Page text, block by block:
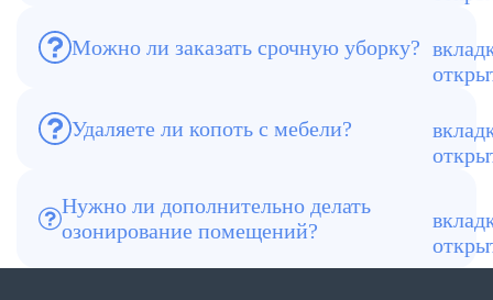
Можно ли заказать срочную уборку?
Да, выезд возможен в день обращения.
Удаляете ли копоть с мебели?
Да, выполняем химчистку мягкой
Нужно ли дополнительно делать
озонирование помещений?
Рекомендуется при сильном запахе гари